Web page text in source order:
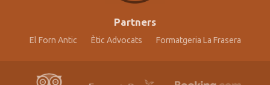
Partners
El Forn Antic Ètic Advocats Formatgeria La Frasera